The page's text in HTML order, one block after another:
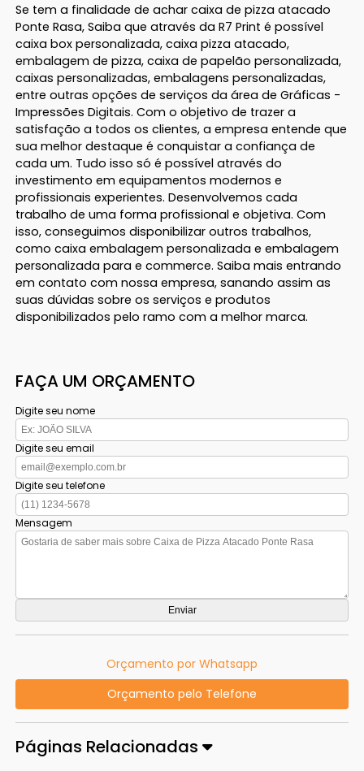
Se tem a finalidade de achar caixa de pizza atacado
Ponte Rasa, Saiba que através da R7 Print é possível
caixa box personalizada, caixa pizza atacado,
embalagem de pizza, caixa de papelão personalizada,
caixas personalizadas, embalagens personalizadas,
entre outras opções de serviços da área de Gráficas -
Impressões Digitais. Com o objetivo de trazer a
satisfação a todos os clientes, a empresa entende que
sua melhor destaque é conquistar a confiança de
cada um. Tudo isso só é possível através do
investimento em equipamentos modernos e
profissionais experientes. Desenvolvemos cada
trabalho de uma forma profissional e objetiva. Com
isso, conseguimos disponibilizar outros trabalhos,
como caixa embalagem personalizada e embalagem
personalizada para e commerce. Saiba mais entrando
em contato com nossa empresa, sanando assim as
suas dúvidas sobre os serviços e produtos
disponibilizados pelo ramo com a melhor marca.
FAÇA UM ORÇAMENTO
Digite seu nome
Digite seu email
Digite seu telefone
Mensagem
Orçamento por Whatsapp
Orçamento pelo Telefone
Páginas Relacionadas